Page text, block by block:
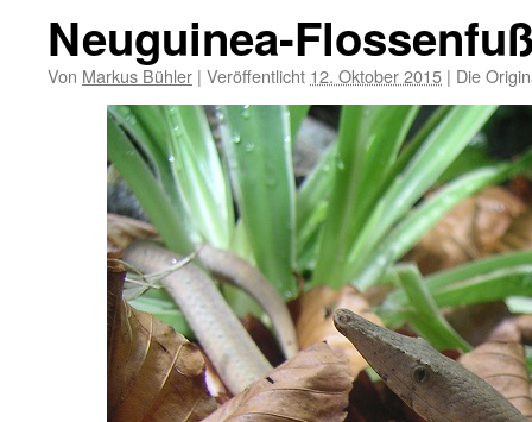
Neuguinea-
Von Markus Bühler | Veröffentlicht 12. Oktober 2015 | Die